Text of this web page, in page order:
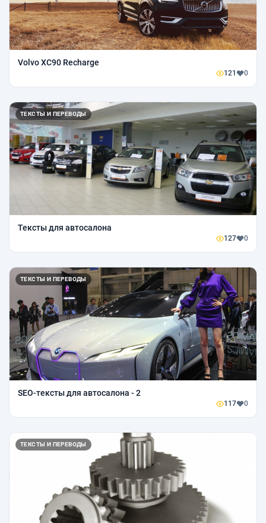
Volvo XC90 Recharge
121 0
ТЕКСТЫ И ПЕРЕВОДЫ
Тексты для автосалона
127 0
ТЕКСТЫ И ПЕРЕВОДЫ
SEO-тексты для автосалона - 2
117 0
ТЕКСТЫ И ПЕРЕВОДЫ